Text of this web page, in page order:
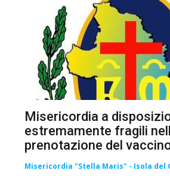
Misericordia a
estremamente fragili
prenotazione del
Misericordia "Stella Maris" - Isola del